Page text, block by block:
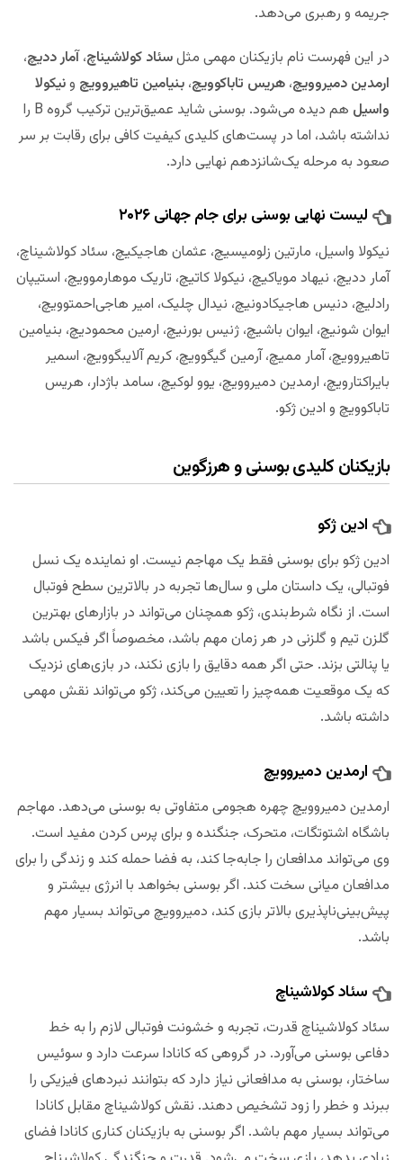
جریمه و رهبری می‌دهد.
در این فهرست نام بازیکنان مهمی مثلسئاد کولاشیناچ،آمار ددیچ،
ارمدین دمیروویچ، هریس تاباکوویچ، بنیامین تاهیروویچ ونیکولا
واسیل
هم دیده می‌شود. بوسنی شاید عمیق‌ترین ترکیب گروه B را
نداشته باشد، اما در پست‌های کلیدی کیفیت کافی برای رقابت بر سر
صعود به مرحله یک‌شانزدهم نهایی دارد.
لیست نهایی بوسنی برای جام جهانی ۲۰۲۶
نیکولا واسیل، مارتین زلومیسیچ، عثمان هاجیکیچ، سئاد کولاشیناچ،
آمار ددیچ، نیهاد مویاکیچ، نیکولا کاتیچ، تاریک موهارموویچ، استیپان
رادلیچ، دنیس هاجیکادونیچ، نیدال چلیک، امیر هاجی‌احمتوویچ،
ایوان شونیچ، ایوان باشیچ، ژنیس بورنیچ، ارمین محمودیچ، بنیامین
تاهیروویچ، آمار ممیچ، آرمین گیگوویچ، کریم آلایبگوویچ، اسمیر
بایراکتارویچ، ارمدین دمیروویچ، یوو لوکیچ، سامد باژدار، هریس
تاباکوویچ و ادین ژکو.
بازیکنان کلیدی بوسنی و هرزگوین
ادین ژکو
ادین ژکو برای بوسنی فقط یک مهاجم نیست. او نماینده یک نسل
فوتبالی، یک داستان ملی و سال‌ها تجربه در بالاترین سطح فوتبال
است. از نگاه شرط‌بندی، ژکو همچنان می‌تواند در بازارهای بهترین
گلزن تیم و گلزنی در هر زمان مهم باشد، مخصوصاً اگر فیکس باشد
یا پنالتی بزند. حتی اگر همه دقایق را بازی نکند، در بازی‌های نزدیک
که یک موقعیت همه‌چیز را تعیین می‌کند، ژکو می‌تواند نقش مهمی
داشته باشد.
ارمدین دمیروویچ
ارمدین دمیروویچ چهره هجومی متفاوتی به بوسنی می‌دهد. مهاجم
باشگاه اشتوتگات، متحرک، جنگنده و برای پرس کردن مفید است.
وی می‌تواند مدافعان را جابه‌جا کند، به فضا حمله کند و زندگی را برای
مدافعان میانی سخت کند. اگر بوسنی بخواهد با انرژی بیشتر و
پیش‌بینی‌ناپذیری بالاتر بازی کند، دمیروویچ می‌تواند بسیار مهم
باشد.
سئاد کولاشیناچ
سئاد کولاشیناچ قدرت، تجربه و خشونت فوتبالی لازم را به خط
دفاعی بوسنی می‌آورد. در گروهی که کانادا سرعت دارد و سوئیس
ساختار، بوسنی به مدافعانی نیاز دارد که بتوانند نبردهای فیزیکی را
ببرند و خطر را زود تشخیص دهند. نقش کولاشیناچ مقابل کانادا
می‌تواند بسیار مهم باشد. اگر بوسنی به بازیکنان کناری کانادا فضای